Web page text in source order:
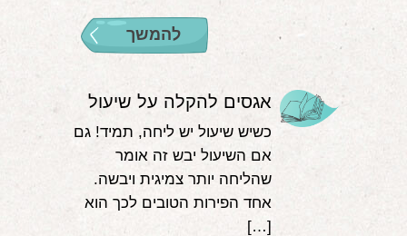
להמשך
אגסים להקלה על שיעול
כשיש שיעול יש ליחה, תמיד! גם
אם השיעול יבש זה אומר
שהליחה יותר צמיגית ויבשה.
אחד הפירות הטובים לכך הוא
[…]